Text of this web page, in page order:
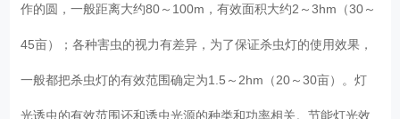
作的圆，一般距离大约80～100m，有效面积大约2～3hm（30～
45亩）；各种害虫的视力有差异，为了保证杀虫灯的使用效果，
一般都把杀虫灯的有效范围确定为1.5～2hm（20～30亩）。灯
光诱虫的有效范围还和诱虫光源的种类和功率相关。节能灯光效